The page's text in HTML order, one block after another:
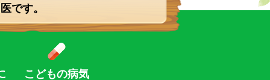
です。
こどもの病気